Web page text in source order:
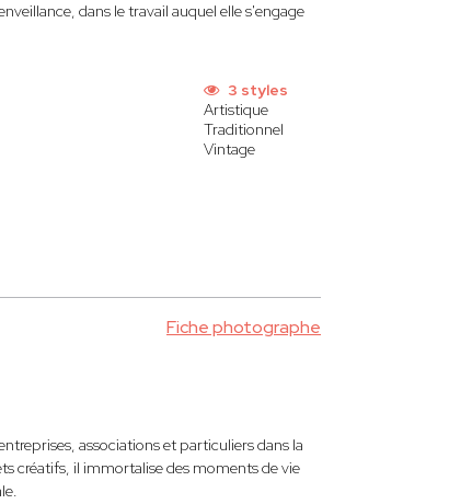
dans le travail auquel elle s'engage
3 styles
Artistique
Traditionnel
Vintage
Fiche photographe
associations et particuliers dans la
créatifs, il immortalise des moments de vie